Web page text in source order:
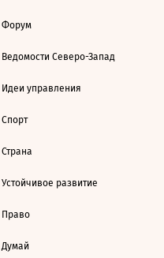
Форум
Ведомости Северо-Запад
Идеи управления
Спорт
Страна
Устойчивое развитие
Право
Думай